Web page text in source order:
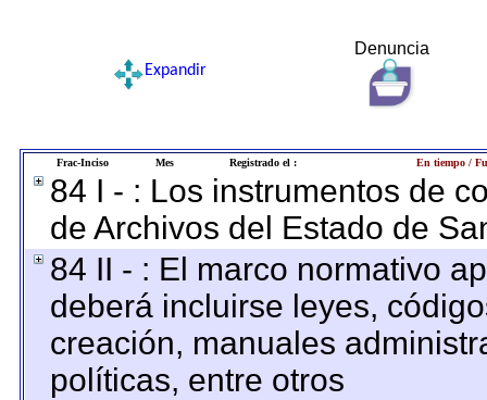
Denuncia
Expandir
Frac-Inciso Mes Registrado el : En tiempo /
84 I - : Los instrumentos de
de Archivos del Estado de
84 II - : El marco normativo
deberá incluirse leyes,
creación, manuales
políticas, entre otros